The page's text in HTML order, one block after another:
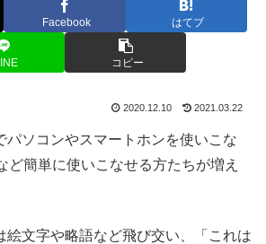
Facebook はてブ
コピー
2020.12.10 2021.03.22
パソコンやスマートホンを使いこな
ど簡単に使いこなせる方たちが増え
絵文字や略語など飛び交い、「これは